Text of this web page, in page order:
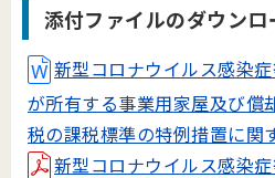
添付ファイルのダウンロ
新型コロナウイルス感染
が所有する事業用家屋及び償
税の課税標準の特例措置に
新型コロナウイルス感染